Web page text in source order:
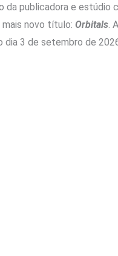
da publicadora e estúdio
novo título: Orbitals.
dia 3 de setembro de